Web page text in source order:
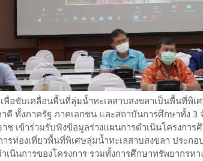
พื่อขับเคลื่อนพื้นที่ลุ่มน้ำทะเลสาบสงขลาเป็นพื้นที่พิเ
คี ทั้งภาครัฐ ภาคเอกชน และสถาบันการศึกษาทั้ง 3
ช เข้าร่วมรับฟังข้อมูลร่างแผนการดำเนินโครงกา
รท่องเที่ยวพื้นที่พิเศษลุ่มน้ำทะเลสาบสงขลา ประก
เนินการของโครงการ รวมทั้งการศึกษาทรัพยากรท